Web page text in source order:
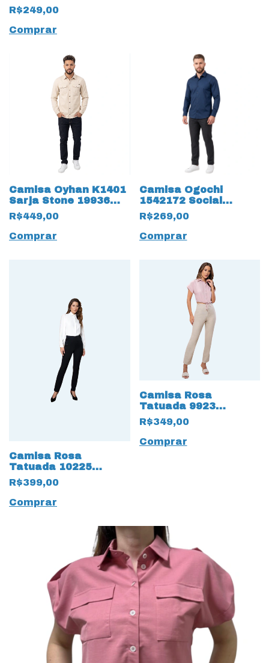
R$249,00
Comprar
Camisa Oyhan K1401
Sarja Stone 19936
Marfim
R$449,00
Comprar
Camisa Ogochi
1542172 Social
Manga Longa 19940
Slim Flamê
R$269,00
Comprar
Camisa Rosa
Tatuada 10225
Casual Supreme Flow
Off White
R$399,00
Comprar
Camisa Rosa
Tatuada 9923
Cropped Confort Flow
Rosa Antigo
R$349,00
Comprar